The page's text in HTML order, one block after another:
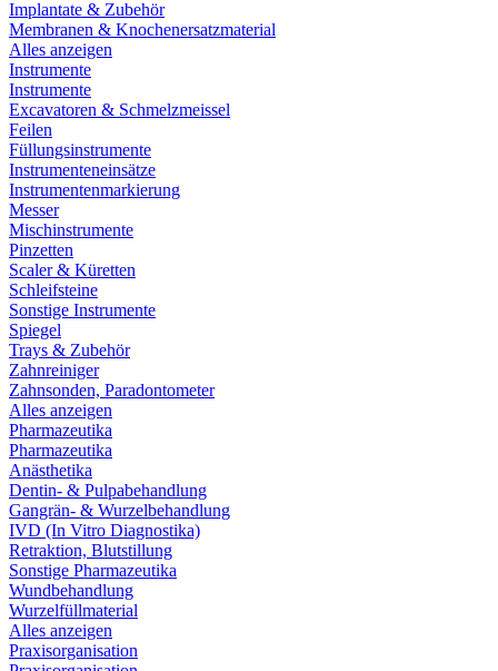
Implantate & Zubehör
Membranen & Knochenersatzmaterial
Alles anzeigen
Instrumente
Instrumente
Excavatoren & Schmelzmeissel
Feilen
Füllungsinstrumente
Instrumenteneinsätze
Instrumentenmarkierung
Messer
Mischinstrumente
Pinzetten
Scaler & Küretten
Schleifsteine
Sonstige Instrumente
Spiegel
Trays & Zubehör
Zahnreiniger
Zahnsonden, Paradontometer
Alles anzeigen
Pharmazeutika
Pharmazeutika
Anästhetika
Dentin- & Pulpabehandlung
Gangrän- & Wurzelbehandlung
IVD (In Vitro Diagnostika)
Retraktion, Blutstillung
Sonstige Pharmazeutika
Wundbehandlung
Wurzelfüllmaterial
Alles anzeigen
Praxisorganisation